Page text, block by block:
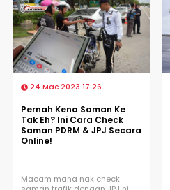
24 Mac 2023 17:26
Pernah Kena Saman Ke
Tak Eh? Ini Cara Check
Saman PDRM & JPJ Secara
Online!
Macam mana nak check